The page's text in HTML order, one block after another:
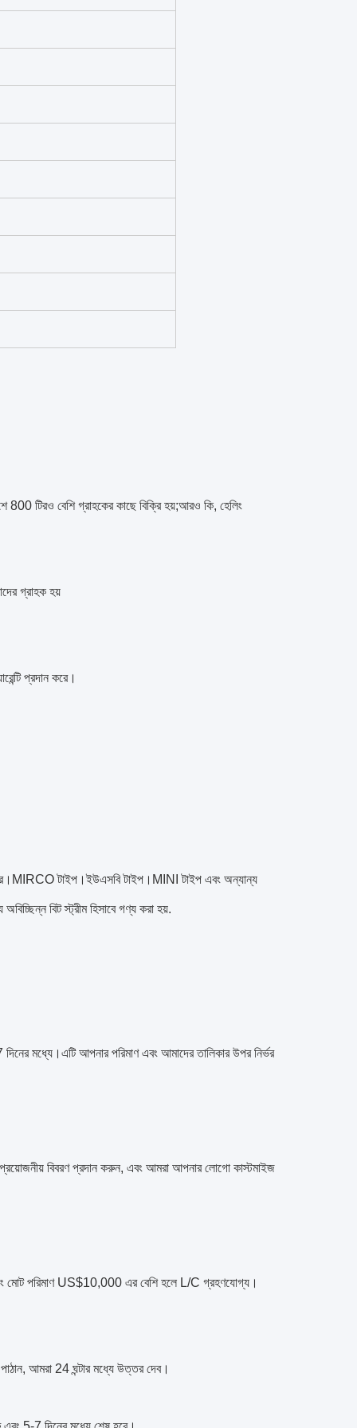
800 টিরও বেশি গ্রাহকের কাছে বিক্রি হয়;আরও কি, হেলিং
গ্রাহক হয়
প্রদান করে।
টাইপ।ইউএসবি টাইপ।MINI টাইপ এবং অন্যান্য
বিট স্ট্রীম হিসাবে গণ্য করা হয়.
মধ্যে।এটি আপনার পরিমাণ এবং আমাদের তালিকার উপর নির্ভর
বিবরণ প্রদান করুন, এবং আমরা আপনার লোগো কাস্টমাইজ
মোট পরিমাণ US$10,000 এর বেশি হলে L/C গ্রহণযোগ্য।
আমরা 24 ঘন্টার মধ্যে উত্তর দেব।